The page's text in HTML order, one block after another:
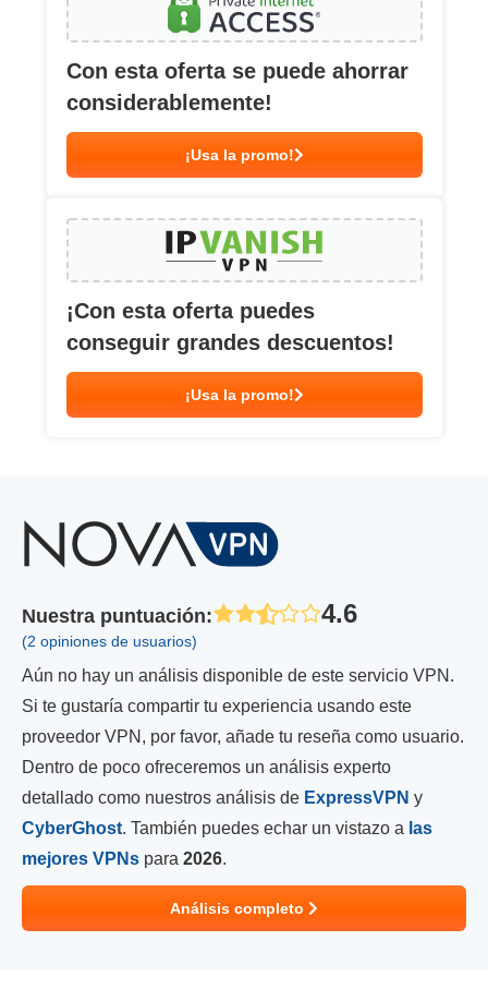
Con esta oferta se puede ahorrar
considerablemente!
¡Usa la promo!
¡Con esta oferta puedes
conseguir grandes descuentos!
¡Usa la promo!
Nuestra puntuación: 4.6
(2 opiniones de usuarios)
Aún no hay un análisis disponible de este servicio VPN.
Si te gustaría compartir tu experiencia usando este
proveedor VPN, por favor, añade tu reseña como usuario.
Dentro de poco ofreceremos un análisis experto
detallado como nuestros análisis de ExpressVPN y
CyberGhost. También puedes echar un vistazo a las
mejores VPNs para 2026.
Análisis completo